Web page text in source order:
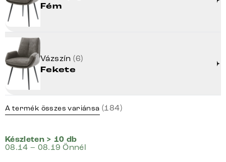
Fém
Vázszín(6)
Fekete
A termék összes variánsa (184)
Készleten > 10 db
08.14 – 08.19 Önnél